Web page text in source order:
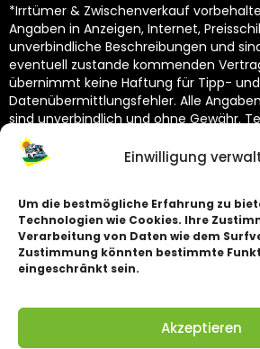
Einwilligung
Um die bestmögliche Erfahrung zu
Technologien wie Cookies. Ihre
Verarbeitung von Daten wie dem
Zustimmung könnten bestimmte
eingeschränkt sein.
Akzeptieren
*Irrtümer & Zwischenverkauf
Angaben in Anzeigen, Internet,
unverbindliche Beschreibungen und
eventuell zustande kommenden
übernimmt keine Haftung für Tipp- und
Datenübermittlungsfehler. Alle
sind unverbindlich und ohne Gewähr.
vom Hersteller übernommen und
(siehe Technische Kataloge des
nicht im Lieferumfang.
Impressum